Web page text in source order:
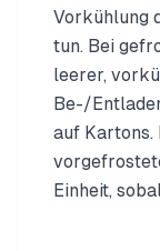
Vorkühlung
tun. Bei
leerer,
Be-/
auf Kartons.
Einheit,